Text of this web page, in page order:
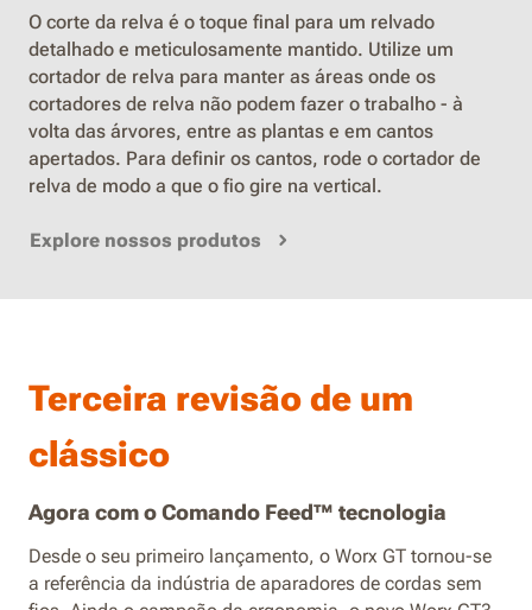
O corte da relva é o toque final para um relvado
detalhado e meticulosamente mantido. Utilize um
cortador de relva para manter as áreas onde os
cortadores de relva não podem fazer o trabalho - à
volta das árvores, entre as plantas e em cantos
apertados. Para definir os cantos, rode o cortador de
relva de modo a que o fio gire na vertical.
Explore nossos produtos
Terceira revisão de um
clássico
Agora com o Comando Feed™ tecnologia
Desde o seu primeiro lançamento, o Worx GT tornou-se
a referência da indústria de aparadores de cordas sem